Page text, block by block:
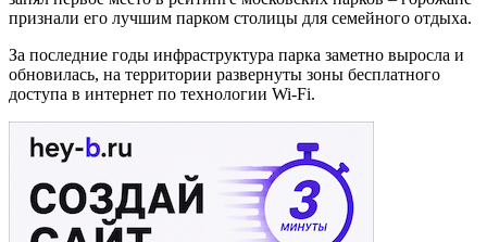
признали его лучшим парком столицы для семейного отдыха.
За последние годы инфраструктура парка заметно выросла и
обновилась, на территории развернуты зоны бесплатного
доступа в интернет по технологии Wi-Fi.